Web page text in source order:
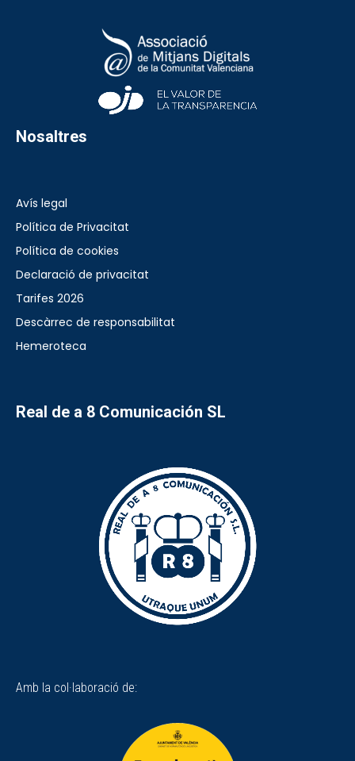
Nosaltres
Avís legal
Política de Privacitat
Política de cookies
Declaració de privacitat
Tarifes 2026
Descàrrec de responsabilitat
Hemeroteca
Real de a 8 Comunicación SL
Amb la col·laboració de: